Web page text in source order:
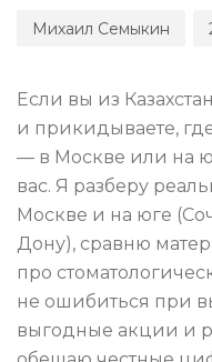
Михаил Семыкин
Если вы из
и прикидываете,
— в Москве или на
вас. Я разберу
Москве и на юге
Дону), сравню
про
не ошибиться при
выгодные акции и